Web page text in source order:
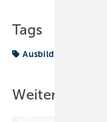
Tags
Ausbildung
Weitere Inhalte